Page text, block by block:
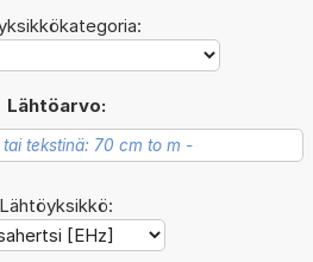
Lähtöarvo:
Lähtöyksikkö: